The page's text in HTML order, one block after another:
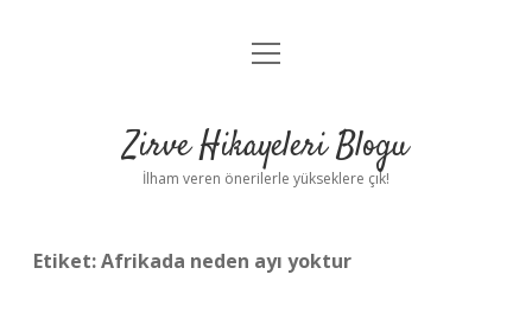
Anasayfa
Yasal Uyarı
menüyü
Zirve Hikayeleri Blogu
İlham veren önerilerle yükseklere çık!
Etiket:Afrikada neden ayı yoktur